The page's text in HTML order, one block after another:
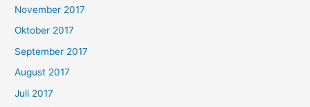
November 2017
Oktober 2017
September 2017
August 2017
Juli 2017